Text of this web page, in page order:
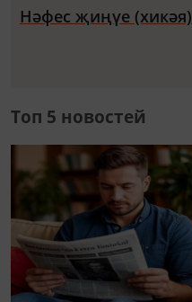
Нәфес җиңүе (хикәя)
Топ 5 новостей